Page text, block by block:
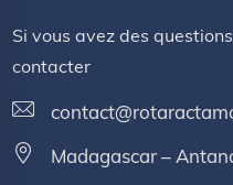
Si vous avez des
contacter
Madagascar –